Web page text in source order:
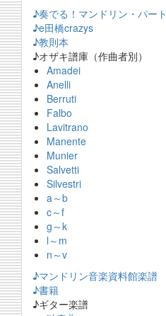
♪奏でる！マンドリン・パー
♪e田橋crazys
♪教則本
♪オザキ譜庫（作曲者別）
Amadei
Anelli
Berruti
Falbo
Lavitrano
Manente
Munier
Salvetti
Silvestri
a～b
c～f
g～k
l～m
n～v
♪マンドリン音楽資料館楽譜
♪書籍
♪ギター楽譜